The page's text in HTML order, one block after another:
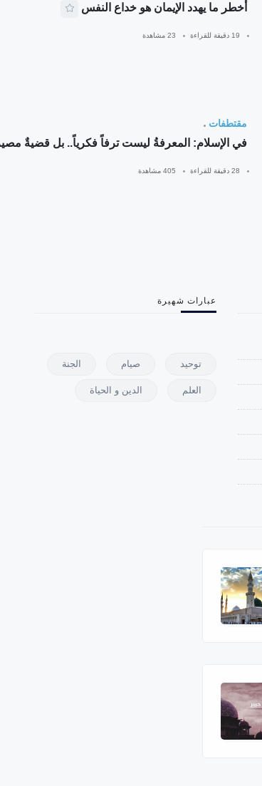
أخطر ما يهدد الإيمان هو خداع النفس
19 دقيقة للقراءة 23 مشاهدة
مقتطفات
في الإسلام: المعرفةُ ليست ترفاً فكرياً.. بل قضيةٌ
28 دقيقة للقراءة 405 مشاهدة
عبارات شهيرة
توحيد صيام الجنة
العلم الدين و الحياة